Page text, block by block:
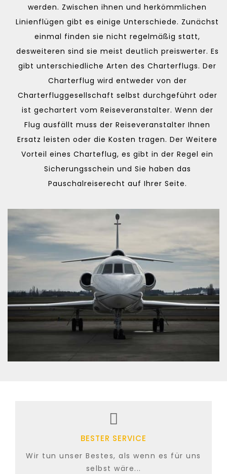
werden. Zwischen ihnen und herkömmlichen
Linienflügen gibt es einige Unterschiede. Zunächst
einmal finden sie nicht regelmäßig statt,
desweiteren sind sie meist deutlich preiswerter. Es
gibt unterschiedliche Arten des Charterflugs. Der
Charterflug wird entweder von der
Charterfluggesellschaft selbst durchgeführt oder
ist gechartert vom Reiseveranstalter. Wenn der
Flug ausfällt muss der Reiseveranstalter Ihnen
Ersatz leisten oder die Kosten tragen. Der Weitere
Vorteil eines Charteflug, es gibt in der Regel ein
Sicherungsschein und Sie haben das
Pauschalreiserecht auf Ihrer Seite.
BESTER SERVICE
Wir tun unser Bestes, als wenn es für uns
selbst wäre...